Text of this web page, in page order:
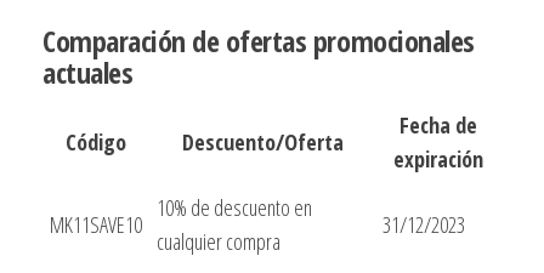
Comparación de ofertas promocionales
actuales
Código Descuento/Oferta
Fecha de
expiración
MK11SAVE10
10% de descuento en
cualquier compra
31/12/2023